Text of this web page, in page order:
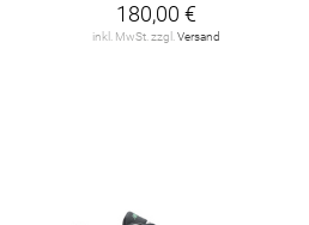
180,00 €
inkl. MwSt. zzgl. Versand